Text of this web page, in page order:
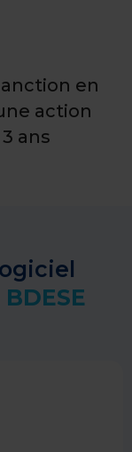
en
action
ans